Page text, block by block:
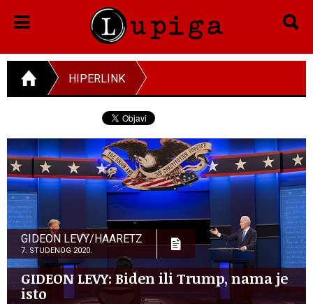
HIPERLINK
GIDEON LEVY/HAARETZ
7. STUDENOG 2020.
GIDEON LEVY: Biden ili Trump, nama je
isto